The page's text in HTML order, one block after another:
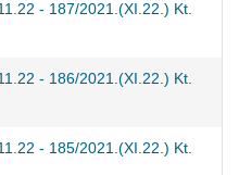
- 187/2021.(XI.22.) Kt.
- 186/2021.(XI.22.) Kt.
- 185/2021.(XI.22.) Kt.